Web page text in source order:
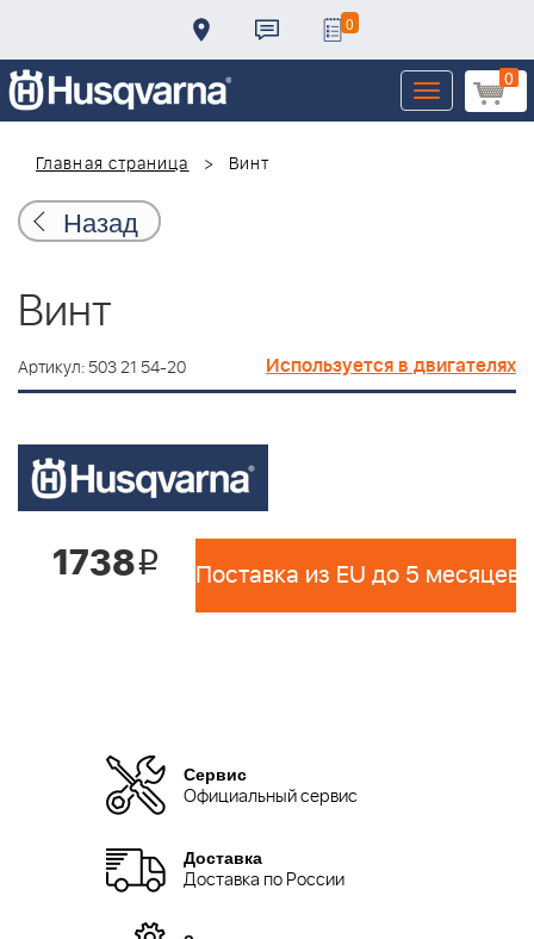
0
0
Toggle
navigation
Главная страница
Винт
Назад
Винт
Артикул: 503 21 54-20 Используется в двигателях
1738i Поставка из EU до 5 месяцев
Сервис
Официальный сервис
Доставка
Доставка по России